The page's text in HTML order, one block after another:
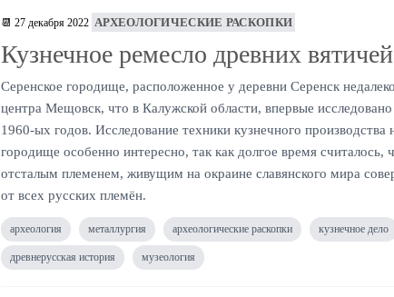
📆 27 декабря 2022 АРХЕОЛОГИЧЕСКИЕ РАСКОПКИ
Кузнечное ремесло древних вятичей
Серенское городище, расположенное у деревни Серенск
центра Мещовск, что в Калужской области, впервые
1960-ых годов. Исследование техники кузнечного производства
городище особенно интересно, так как долгое время считалось,
отсталым племенем, живущим на окраине славянского мира
от всех русских племён.
археология металлургия археологические раскопки кузнечное дело
древнерусская история музеология